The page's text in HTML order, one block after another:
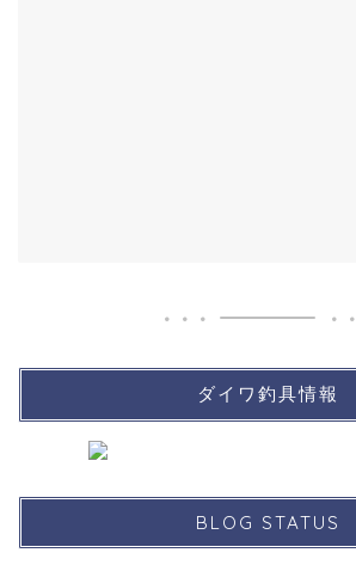
ダイワ釣具情報
BLOG STATUS